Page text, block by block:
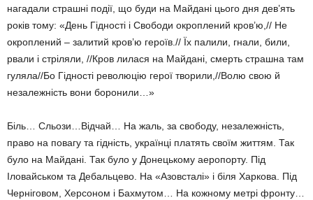
нагадали страшні по­дії, що буди на Майдані цього дня дев’ять
років тому: «День Гідності і Свободи окроп­лений кров’ю,// Не
окроплений – залитий кров’ю героїв.// Їх палили, гнали, били,
рвали і стріляли, //Кров лилася на Майдані, смерть страшна там
гуляла//Бо Гідності ре­волюцію герої творили,//Волю свою й
неза­лежність вони боронили…»
Біль… Сльози…Відчай… На жаль, за свободу, незалежність,
право на повагу та гідність, українці платять своїм життям. Так
було на Майдані. Так було у Донецькому аеропорту. Під
Іловайськом та Дебальцево. На «Азовсталі» і біля Харкова. Під
Черні­говом, Херсоном і Бахмутом… На кожному метрі фронту…